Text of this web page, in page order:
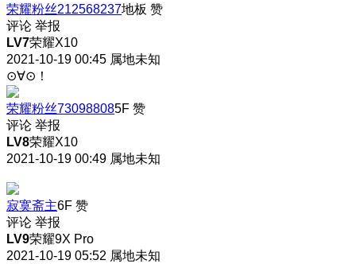
荣耀粉丝212568237地板 赞
评论 举报
LV7荣耀X10
2021-10-19 00:45 属地未知
⊙∀⊙！
荣耀粉丝730988085F 赞
评论 举报
LV8荣耀X10
2021-10-19 00:49 属地未知
寂寞斋主6F 赞
评论 举报
LV9荣耀9X Pro
2021-10-19 05:52 属地未知